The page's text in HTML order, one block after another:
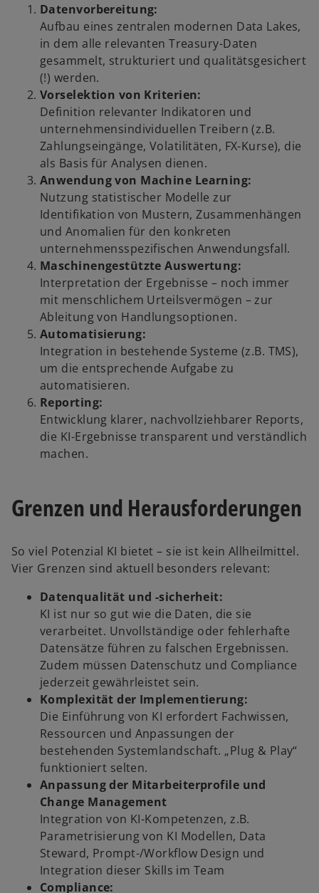
Datenvorbereitung:
Aufbau eines zentralen modernen Data Lakes,
in dem alle relevanten Treasury-Daten
gesammelt, strukturiert und qualitätsgesichert
(!) werden.
Vorselektion von Kriterien:
Definition relevanter Indikatoren und
unternehmensindividuellen Treibern (z.B.
Zahlungseingänge, Volatilitäten, FX-Kurse), die
als Basis für Analysen dienen.
Anwendung von Machine Learning:
Nutzung statistischer Modelle zur
Identifikation von Mustern, Zusammenhängen
und Anomalien für den konkreten
unternehmensspezifischen Anwendungsfall.
Maschinengestützte Auswertung:
Interpretation der Ergebnisse – noch immer
mit menschlichem Urteilsvermögen – zur
Ableitung von Handlungsoptionen.
Automatisierung:
Integration in bestehende Systeme (z.B. TMS),
um die entsprechende Aufgabe zu
automatisieren.
Reporting:
Entwicklung klarer, nachvollziehbarer Reports,
die KI-Ergebnisse transparent und verständlich
machen.
Grenzen und Herausforderungen
So viel Potenzial KI bietet – sie ist kein Allheilmittel.
Vier Grenzen sind aktuell besonders relevant:
Datenqualität und -sicherheit:
KI ist nur so gut wie die Daten, die sie
verarbeitet. Unvollständige oder fehlerhafte
Datensätze führen zu falschen Ergebnissen.
Zudem müssen Datenschutz und Compliance
jederzeit gewährleistet sein.
Komplexität der Implementierung:
Die Einführung von KI erfordert Fachwissen,
Ressourcen und Anpassungen der
bestehenden Systemlandschaft. „Plug & Play“
funktioniert selten.
Anpassung der Mitarbeiterprofile und
Change Management
Integration von KI-Kompetenzen, z.B.
Parametrisierung von KI Modellen, Data
Steward, Prompt-/Workflow Design und
Integration dieser Skills im Team
Compliance: